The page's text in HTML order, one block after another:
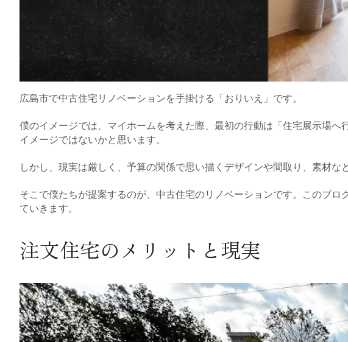
広島市で中古住宅リノベーションを手掛ける「おりいえ」です。
僕のイメージでは、マイホームを考えた際、最初の行動は「住宅展示場
イメージではないかと思います。
しかし、現実は厳しく、予算の関係で思い描くデザインや間取り、素材
そこで僕たちが提案するのが、中古住宅のリノベーションです。このブ
ていきます。
注文住宅のメリットと現実